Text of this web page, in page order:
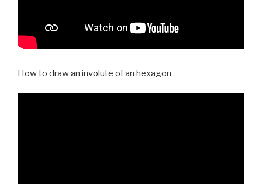
How to draw an involute of an hexagon